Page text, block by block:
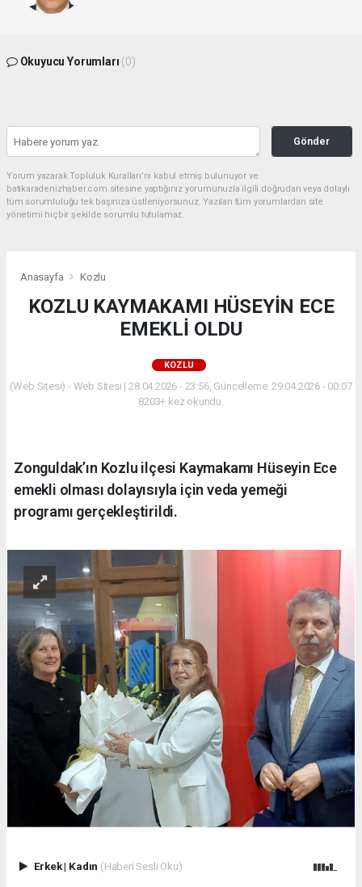
Okuyucu Yorumları (0)
Gönder
Yorum yazarak Topluluk Kuralları’nı kabul etmiş bulunuyor ve
batikaradenizhaber.com sitesine yaptığınız yorumunuzla ilgili doğrudan veya dolaylı
tüm sorumluluğu tek başınıza üstleniyorsunuz. Yazılan tüm yorumlardan site
yönetimi hiçbir şekilde sorumlu tutulamaz.
Anasayfa Kozlu
KOZLU KAYMAKAMI HÜSEYİN ECE
EMEKLİ OLDU
KOZLU
(Web Sitesi) - Web Sitesi | 28.04.2026 - 23:56, Güncelleme: 29.04.2026 - 00:07
8203+ kez okundu.
Zonguldak’ın Kozlu ilçesi Kaymakamı Hüseyin Ece
emekli olması dolayısıyla için veda yemeği
programı gerçekleştirildi.
Erkek| Kadın (Haberi Sesli Oku)